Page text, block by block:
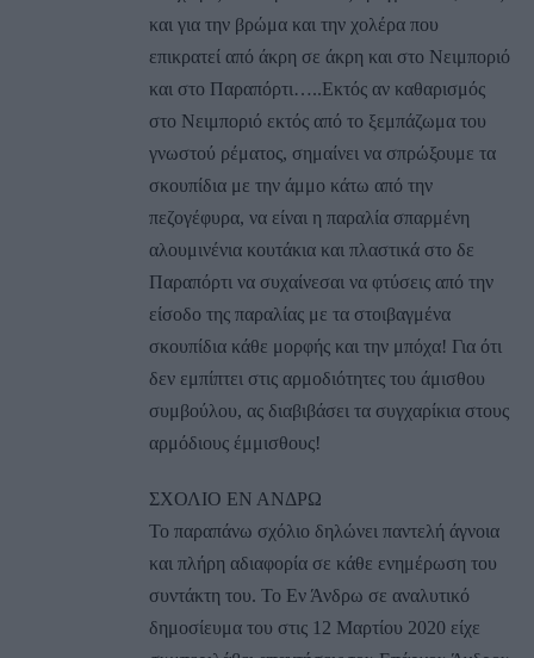
και για την βρώμα και την χολέρα που
επικρατεί από άκρη σε άκρη και στο Νειμποριό
και στο Παραπόρτι…..Εκτός αν καθαρισμός
στο Νειμποριό εκτός από το ξεμπάζωμα του
γνωστού ρέματος, σημαίνει να σπρώξουμε τα
σκουπίδια με την άμμο κάτω από την
πεζογέφυρα, να είναι η παραλία σπαρμένη
αλουμινένια κουτάκια και πλαστικά στο δε
Παραπόρτι να συχαίνεσαι να φτύσεις από την
είσοδο της παραλίας με τα στοιβαγμένα
σκουπίδια κάθε μορφής και την μπόχα! Για ότι
δεν εμπίπτει στις αρμοδιότητες του άμισθου
συμβούλου, ας διαβιβάσει τα συγχαρίκια στους
αρμόδιους έμμισθους!
ΣΧΟΛΙΟ ΕΝ ΑΝΔΡΩ
Το παραπάνω σχόλιο δηλώνει παντελή άγνοια
και πλήρη αδιαφορία σε κάθε ενημέρωση του
συντάκτη του. Το Εν Άνδρω σε αναλυτικό
δημοσίευμα του στις 12 Μαρτίου 2020 είχε